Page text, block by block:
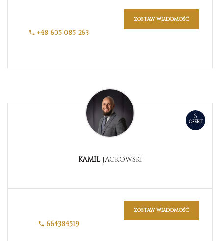
+48 605 085 263
zostaw wiadomość
6
OFERT
KAMIL JACKOWSKI
664384519
zostaw wiadomość